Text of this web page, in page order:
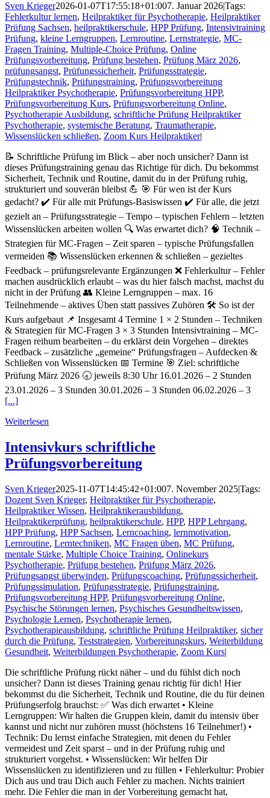
Sven Krieger2026-01-07T17:55:18+01:007. Januar 2026|Tags:
Fehlerkultur lernen, Heilpraktiker für Psychotherapie, Heilpraktiker
Prüfung Sachsen, heilpraktikerschule, HPP Prüfung, Intensivtraining
Prüfung, kleine Lerngruppen, Lernroutine, Lernstrategie, MC-
Fragen Training, Multiple-Choice Prüfung, Online
Prüfungsvorbereitung, Prüfung bestehen, Prüfung März 2026,
prüfungsangst, Prüfungssicherheit, Prüfungsstrategie,
Prüfungstechnik, Prüfungstraining, Prüfungsvorbereitung
Heilpraktiker Psychotherapie, Prüfungsvorbereitung HPP,
Prüfungsvorbereitung Kurs, Prüfungsvorbereitung Online,
Psychotherapie Ausbildung, schriftliche Prüfung Heilpraktiker
Psychotherapie, systemische Beratung, Traumatherapie,
Wissenslücken schließen, Zoom Kurs Heilpraktiker|
📝 Schriftliche Prüfung im Blick – aber noch unsicher? Dann ist
dieses Prüfungstraining genau das Richtige für dich. Du bekommst
Sicherheit, Technik und Routine, damit du in der Prüfung ruhig,
strukturiert und souverän bleibst 💪 🎯 Für wen ist der Kurs
gedacht? ✔️ Für alle mit Prüfungs-Basiswissen ✔️ Für alle, die jetzt
gezielt an – Prüfungsstrategie – Tempo – typischen Fehlern – letzten
Wissenslücken arbeiten wollen 🔍 Was erwartet dich? 🧠 Technik –
Strategien für MC-Fragen – Zeit sparen – typische Prüfungsfallen
vermeiden 📚 Wissenslücken erkennen & schließen – gezieltes
Feedback – prüfungsrelevante Ergänzungen ❌ Fehlerkultur – Fehler
machen ausdrücklich erlaubt – was du hier falsch machst, machst du
nicht in der Prüfung 👥 Kleine Lerngruppen – max. 16
Teilnehmende – aktives Üben statt passives Zuhören 🛠️ So ist der
Kurs aufgebaut 📌 Insgesamt 4 Termine 1 × 2 Stunden – Techniken
& Strategien für MC-Fragen 3 × 3 Stunden Intensivtraining – MC-
Fragen reihum bearbeiten – du erklärst dein Vorgehen – direktes
Feedback – zusätzliche „gemeine“ Prüfungsfragen – Aufdecken &
Schließen von Wissenslücken 📅 Termine 🎯 Ziel: schriftliche
Prüfung März 2026 🕣 jeweils 8:30 Uhr 16.01.2026 – 2 Stunden
23.01.2026 – 3 Stunden 30.01.2026 – 3 Stunden 06.02.2026 – 3
[...]
Weiterlesen
Intensivkurs schriftliche
Prüfungsvorbereitung
Sven Krieger2025-11-07T14:45:42+01:007. November 2025|Tags:
Dozent Sven Krieger, Heilpraktiker für Psychotherapie,
Heilpraktiker Wissen, Heilpraktikerausbildung,
Heilpraktikerprüfung, heilpraktikerschule, HPP, HPP Lehrgang,
HPP Prüfung, HPP Sachsen, Lerncoaching, lernmotivation,
Lernroutine, Lerntechniken, MC Fragen üben, MC Prüfung,
mentale Stärke, Multiple Choice Training, Onlinekurs
Psychotherapie, Prüfung bestehen, Prüfung März 2026,
Prüfungsangst überwinden, Prüfungscoaching, Prüfungssicherheit,
Prüfungssimulation, Prüfungsstrategie, Prüfungstraining,
Prüfungsvorbereitung HPP, Prüfungsvorbereitung Online,
Psychische Störungen lernen, Psychisches Gesundheitswissen,
Psychologie Lernen, Psychotherapie lernen,
Psychotherapieausbildung, schriftliche Prüfung Heilpraktiker, sicher
durch die Prüfung, Teststrategien, Vorbereitungskurs, Weiterbildung
Gesundheit, Weiterbildungen Psychotherapie, Zoom Kurs|
Die schriftliche Prüfung rückt näher – und du fühlst dich noch
unsicher? Dann ist dieses Training genau richtig für dich! Hier
bekommst du die Sicherheit, Technik und Routine, die du für deinen
Prüfungserfolg brauchst: ✅ Was dich erwartet • Kleine
Lerngruppen: Wir halten die Gruppen klein, damit du intensiv über
kannst und nicht nur zuhören musst (höchstens 16 Teilnehmer!) •
Technik: Du lernst einfache Strategien, mit denen du Fehler
vermeidest und Zeit sparst – und in der Prüfung ruhig und
strukturiert vorgehst. • Wissenslücken: Wir helfen Dir
Wissenslücken zu identifizieren und zu füllen • Fehlerkultur: Probier
Dich aus und trau Dich auch Fehler zu machen. Nichts trainiert
mehr. Die Fehler die man in der Vorbereitung gemacht hat,